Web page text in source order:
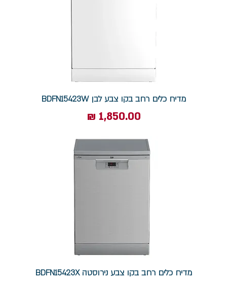
מדיח כלים רחב בקו צבע לבן BDFN15423W
מחיר
מדיח כלים רחב בקו צבע נירוסטה BDFN15423X